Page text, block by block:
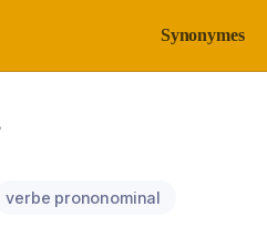
Synonymes
verbe prononominal